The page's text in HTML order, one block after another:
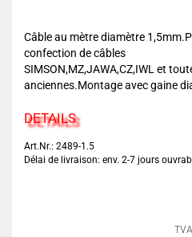
Câble au mètre diamètre
confection de câbles
SIMSON,MZ,JAWA,CZ,IWL et
anciennes.Montage avec gaine
DETAILS
Art.Nr.: 2489-1.5
Délai de livraison: env. 2-7 jours